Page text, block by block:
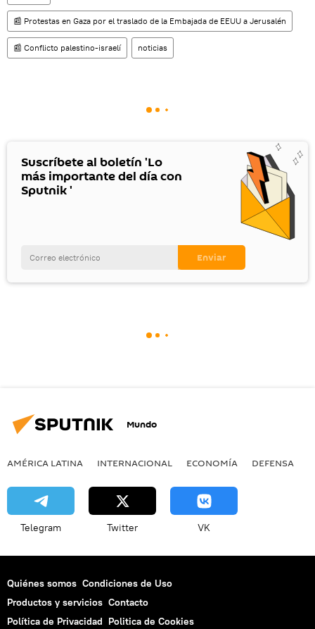
📰 Protestas en Gaza por el traslado de la Embajada de EEUU a Jerusalén
📰 Conflicto palestino-israelí noticias
Suscríbete al boletín 'Lo
más importante del día con
Sputnik '
Mundo
AMÉRICA LATINA INTERNACIONAL ECONOMÍA DEFENSA
Telegram Twitter VK
Quiénes somos Condiciones de Uso
Productos y servicios Contacto
Política de Privacidad Politica de Cookies